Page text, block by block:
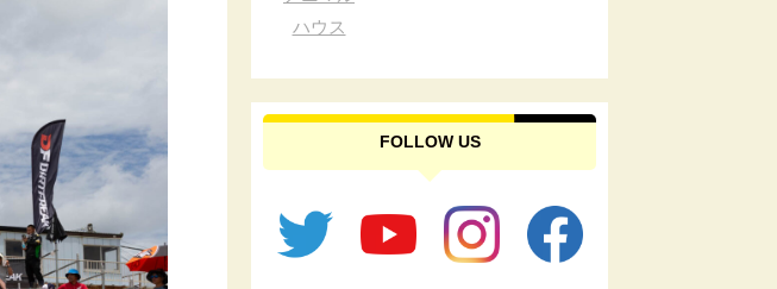
ハウス
FOLLOW US